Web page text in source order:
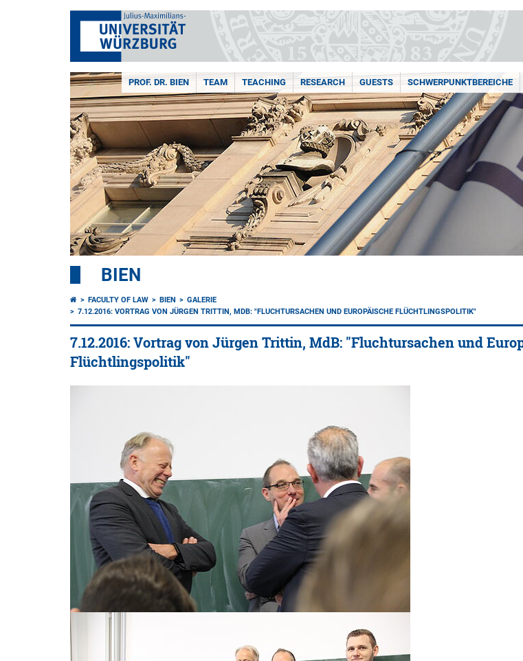
PROF. DR. BIEN TEAM TEACHING RESEARCH GUESTS SCHWERPUNKTBEREICHE
BIEN
FACULTY OF LAW BIEN
GALERIE
7.12.2016: VORTRAG VON JÜRGEN TRITTIN, MDB: "FLUCHTURSACHEN UND EUROPÄISCHE FLÜCHTLINGSPOLITIK"
7.12.2016: Vortrag von Jürgen Trittin, MdB: "Fluchtursachen und
Flüchtlingspolitik"